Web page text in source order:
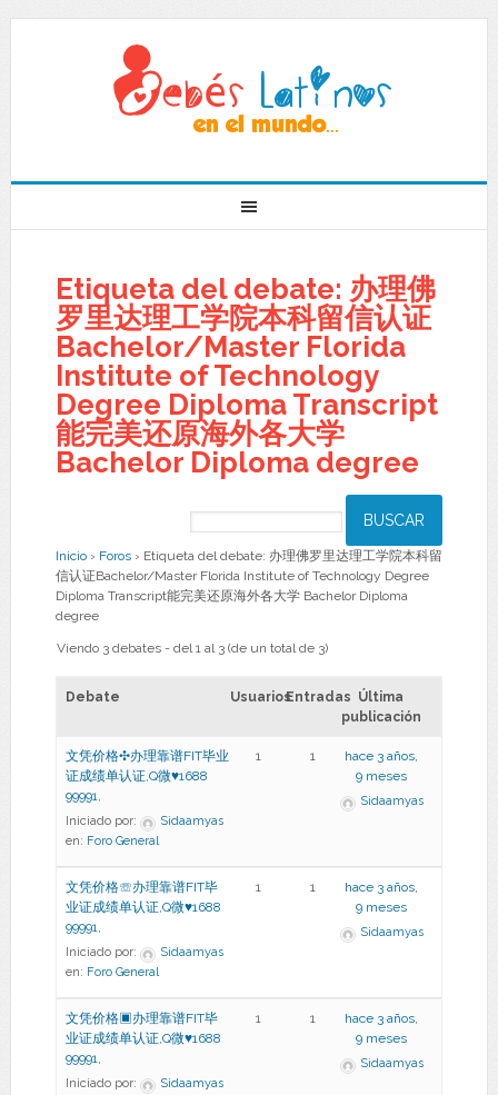
Etiqueta del debate: 办理佛
罗里达理工学院本科留信认证
Bachelor/Master Florida
Institute of Technology
Degree Diploma Transcript
能完美还原海外各大学
Bachelor Diploma degree
Inicio › Foros › Etiqueta del debate: 办理佛罗里达理工学院本科留
信认证Bachelor/Master Florida Institute of Technology Degree
Diploma Transcript能完美还原海外各大学 Bachelor Diploma
degree
Viendo 3 debates - del 1 al 3 (de un total de 3)
Debate UsuariosEntradas Última
publicación
文凭价格✣办理靠谱FIT毕业
证成绩单认证,Q微♥1688
99991,
Iniciado por:
Sidaamyas
en: Foro General
1 1
hace 3 años,
9 meses
Sidaamyas
文凭价格☏办理靠谱FIT毕
业证成绩单认证,Q微♥1688
99991,
Iniciado por:
Sidaamyas
en: Foro General
1 1
hace 3 años,
9 meses
Sidaamyas
文凭价格▣办理靠谱FIT毕
业证成绩单认证,Q微♥1688
99991,
Iniciado por:
Sidaamyas
1 1
hace 3 años,
9 meses
Sidaamyas